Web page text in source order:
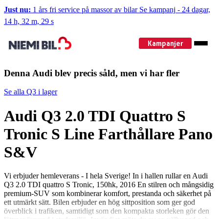
Just nu: 1 års fri service på massor av bilar Se kampanj - 24 dagar,
14 h, 32 m, 29 s
Kampanjer
Denna Audi blev precis såld, men vi har fler
Se alla Q3 i lager
Audi Q3 2.0 TDI Quattro S
Tronic S Line Farthållare Pano
S&V
Vi erbjuder hemleverans - I hela Sverige! In i hallen rullar en Audi
Q3 2.0 TDI quattro S Tronic, 150hk, 2016 En stilren och mångsidig
premium-SUV som kombinerar komfort, prestanda och säkerhet på
ett utmärkt sätt. Bilen erbjuder en hög sittposition som ger god
överblick i trafiken, samtidigt som den kompakta storleken gör den